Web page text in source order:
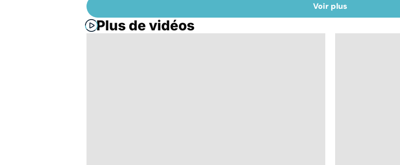
Voir plus
Plus de vidéos